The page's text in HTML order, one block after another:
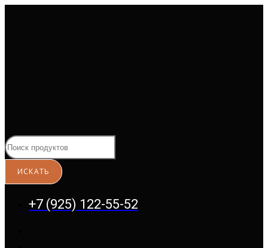
+7 (925) 122-55-52